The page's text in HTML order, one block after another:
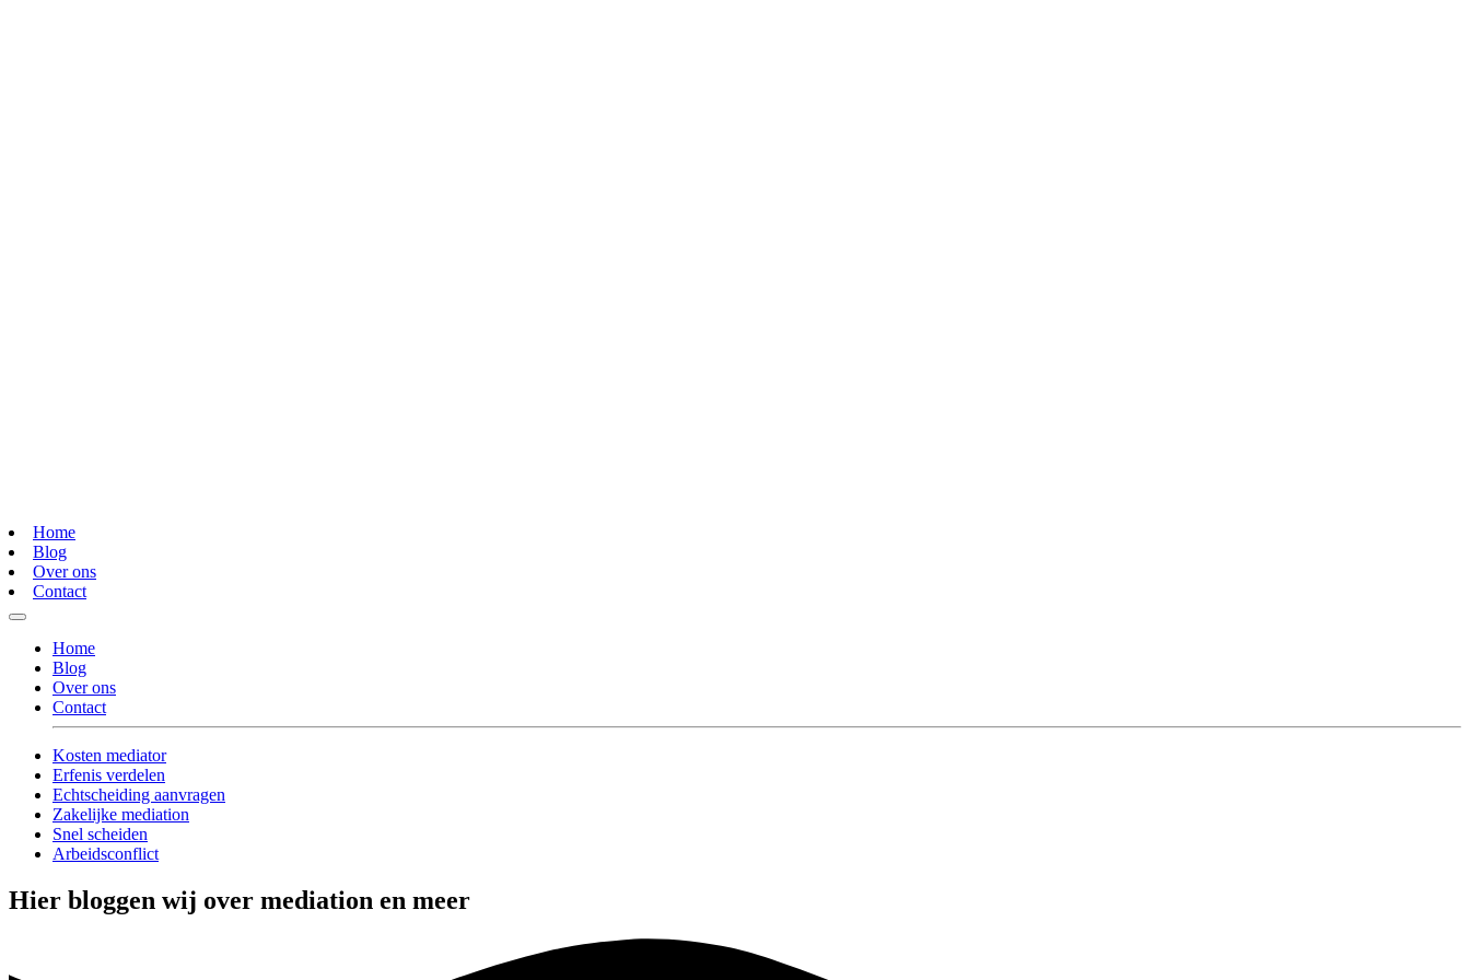
Home
Blog
Over ons
Contact
Home
Blog
Over ons
Contact
Kosten mediator
Erfenis verdelen
Echtscheiding aanvragen
Zakelijke mediation
Snel scheiden
Arbeidsconflict
Hier bloggen wij over mediation en meer